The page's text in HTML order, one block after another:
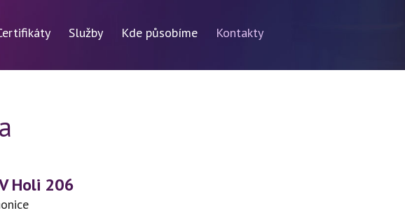
Služby Kde působíme Kontakty
Holi 206